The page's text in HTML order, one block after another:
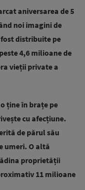
aniversarea de 5
noi imagini de
distribuite pe
4,6 milioane de
vieții private a
ține în brațe pe
cu afecțiune.
de părul său
umeri. O altă
proprietății
11 milioane